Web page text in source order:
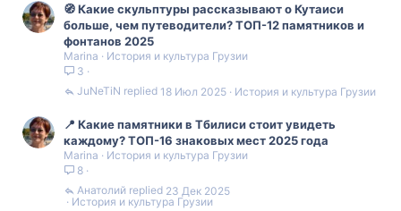
🧭 Какие скульптуры рассказывают о Кутаиси
больше, чем путеводители? ТОП-12 памятников и
фонтанов 2025
Marina
История и культура Грузии
3
История и культура Грузии
18 Июл 2025
JuNeTiN
📍 Какие памятники в Тбилиси стоит увидеть
каждому? ТОП-16 знаковых мест 2025 года
Marina
История и культура Грузии
8
История и культура Грузии
23 Дек 2025
Анатолий